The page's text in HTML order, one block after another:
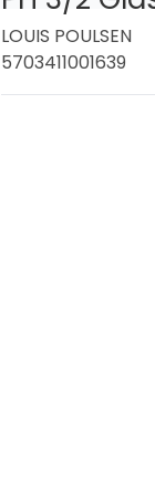
LOUIS POULSEN
5703411001639